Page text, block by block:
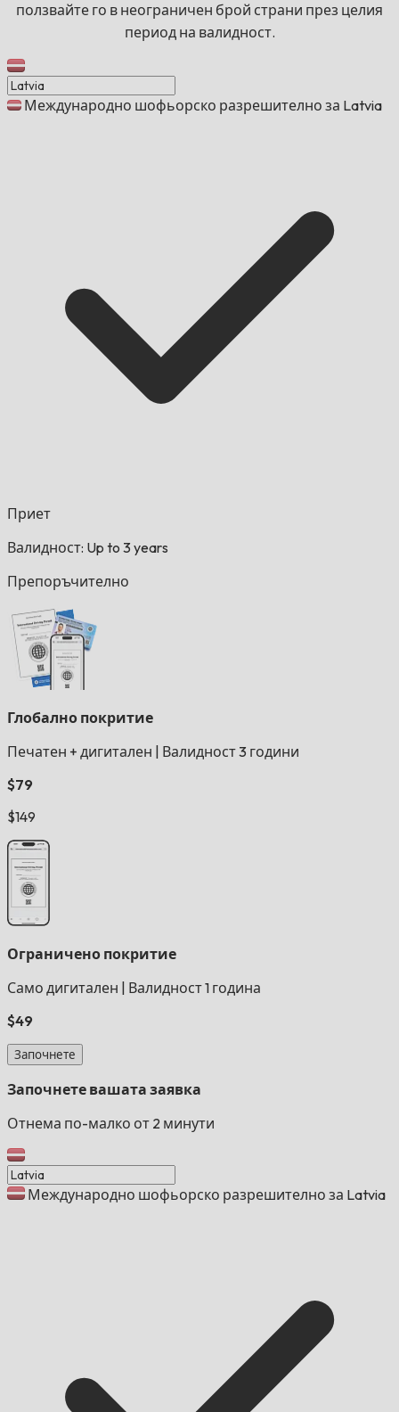
ползвайте го в неограничен брой страни през целия
период на валидност.
Международно шофьорско разрешително за Latvia
Приет
Валидност: Up to 3 years
Препоръчително
Глобално покритие
Печатен + дигитален
Валидност 3 години
$79
$149
Ограничено покритие
Само дигитален
Валидност 1 година
$49
Започнете
Започнете вашата заявка
Отнема по-малко от 2 минути
Международно шофьорско разрешително за Latvia